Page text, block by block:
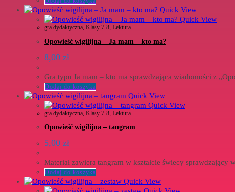
Quick View
Quick View
gra dydaktyczna, Klasy 7-8, Lektura
Opowieść wigilijna – Ja mam – kto ma?
8,00 zł
Gra typu Ja mam – kto ma sprawdzająca wiadomości z
Dodaj do koszyka
Quick View
Quick View
gra dydaktyczna Klasy 7-8 Lektura
Opowieść wigilijna – tangram
5,00 zł
Materiał zawiera tangram w kształcie świecy
Dodaj do koszyka
Quick View